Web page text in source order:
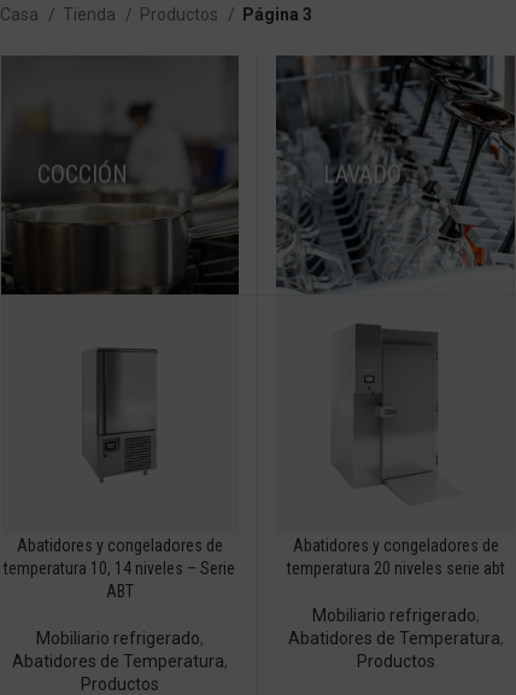
Casa Tienda Productos Página 3
COCCIÓN LAVADO
Abatidores y congeladores de
temperatura 10, 14 niveles – Serie
ABT
Mobiliario refrigerado,
Abatidores de Temperatura,
Productos
Abatidores y congeladores de
temperatura 20 niveles serie abt
Mobiliario refrigerado,
Abatidores de Temperatura,
Productos